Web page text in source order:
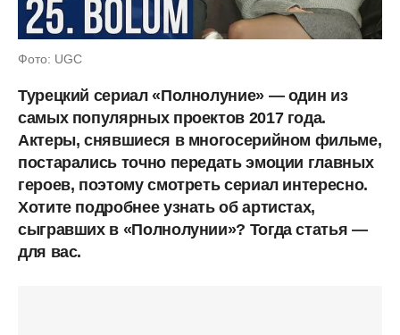
Фото: UGC
Турецкий сериал «Полнолуние» — один из
самых популярных проектов 2017 года.
Актеры, снявшиеся в многосерийном фильме,
постарались точно передать эмоции главных
героев, поэтому смотреть сериал интересно.
Хотите подробнее узнать об артистах,
сыгравших в «Полнолунии»? Тогда статья —
для вас.